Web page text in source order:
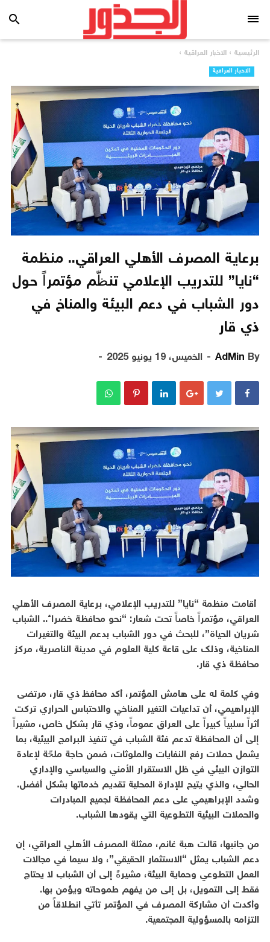
search
الرئيسية › الاخبار العراقية ›
الاخبار العراقية
برعاية المصرف الأهلي العراقي.. منظمة
“نايا” للتدريب الإعلامي تنظّم مؤتمراً حول
دور الشباب في دعم البيئة والمناخ في
ذي قار
By
AdMin الخميس، 19 يونيو 2025
أقامت منظمة “نايا” للتدريب الإعلامي، برعاية المصرف الأهلي
العراقي، مؤتمراً خاصاً تحت شعار: “نحو محافظة خضراء.. الشباب
شريان الحياة”، للبحث في دور الشباب بدعم البيئة والتغيرات
المناخية، وذلك على قاعة كلية العلوم في مدينة الناصرية، مركز
محافظة ذي قار.
وفي كلمة له على هامش المؤتمر، أكد محافظ ذي قار، مرتضى
الإبراهيمي، أن تداعيات التغير المناخي والاحتباس الحراري تركت
أثراً سلبياً كبيراً على العراق عموماً، وذي قار بشكل خاص، مشيراً
إلى أن المحافظة تدعم فئة الشباب في تنفيذ البرامج البيئية، بما
يشمل حملات رفع النفايات والملوثات، ضمن حاجة ملحّة لإعادة
التوازن البيئي في ظل الاستقرار الأمني والسياسي والإداري
الحالي، والذي يتيح للإدارة المحلية تقديم خدماتها بشكل أفضل.
وشدد الإبراهيمي على دعم المحافظة لجميع المبادرات
والحملات البيئية التطوعية التي يقودها الشباب.
من جانبها، قالت هبة غانم، ممثلة المصرف الأهلي العراقي، إن
دعم الشباب يمثل “الاستثمار الحقيقي”، ولا سيما في مجالات
العمل التطوعي وحماية البيئة، مشيرةً إلى أن الشباب لا يحتاج
فقط إلى التمويل، بل إلى من يفهم طموحاته ويؤمن بها.
وأكدت أن مشاركة المصرف في المؤتمر تأتي انطلاقاً من
التزامه بالمسؤولية المجتمعية.